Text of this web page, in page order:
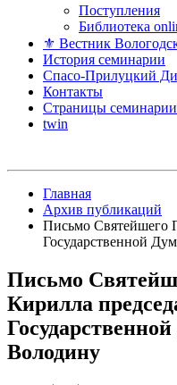
Поступления
Библиотека
⚜ Вестник
История семинарии
Спасо-Прилуцкий
Контакты
Страницы
twin
Главная
Архив публикаций
Письмо Святейшего
Государственной
Письмо
Кирилла
Володину